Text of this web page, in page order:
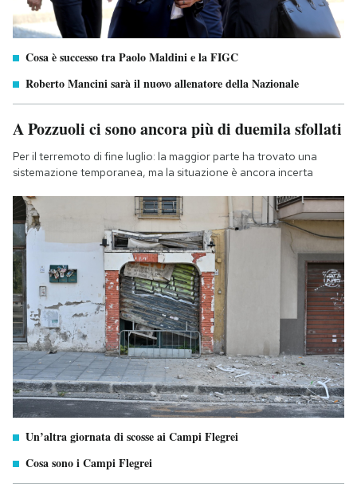
Cosa è successo tra Paolo Maldini e la FIGC
Roberto Mancini sarà il nuovo allenatore della Nazionale
A Pozzuoli ci sono ancora più di duemila sfollati
Per il terremoto di fine luglio: la maggior parte ha trovato una
sistemazione temporanea, ma la situazione è ancora incerta
Un’altra giornata di scosse ai Campi Flegrei
Cosa sono i Campi Flegrei